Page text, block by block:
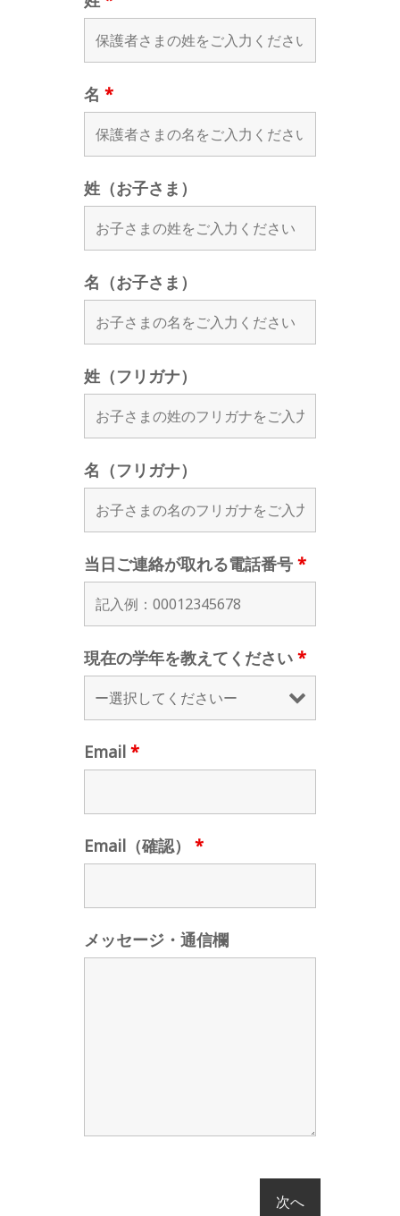
名 *
姓（お子さま）
名（お子さま）
姓（フリガナ）
名（フリガナ）
当日ご連絡が取れる電話番号 *
現在の学年を教えてください *
Email *
Email（確認） *
メッセージ・通信欄